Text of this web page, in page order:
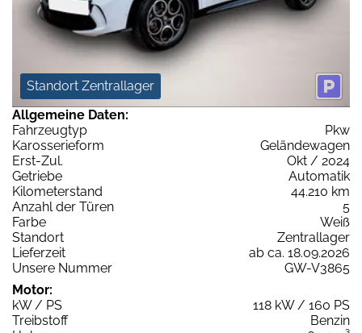
Standort Zentrallager
Allgemeine Daten:
Fahrzeugtyp
Pkw
Karosserieform
Geländewagen
Erst-Zul.
Okt / 2024
Getriebe
Automatik
Kilometerstand
44.210 km
Anzahl der Türen
5
Farbe
Weiß
Standort
Zentrallager
Lieferzeit
ab ca. 18.09.2026
Unsere Nummer
GW-V3865
Motor:
kW / PS
118 kW / 160 PS
Treibstoff
Benzin